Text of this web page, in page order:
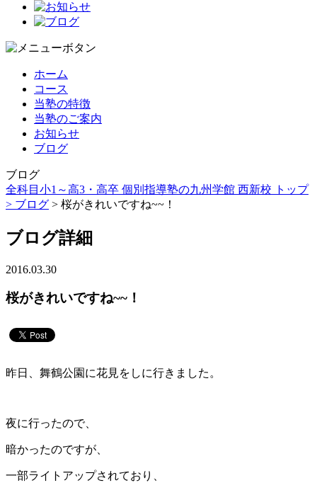
ホーム
コース
当塾の特徴
当塾のご案内
お知らせ
ブログ
ブログ
全科目小1～高3・高卒 個別指導塾の九州学館 西新校 トップ
> ブログ > 桜がきれいですね~~！
ブログ詳細
2016.03.30
桜がきれいですね~~！
昨日、舞鶴公園に花見をしに行きました。
夜に行ったので、
暗かったのですが、
一部ライトアップされており、